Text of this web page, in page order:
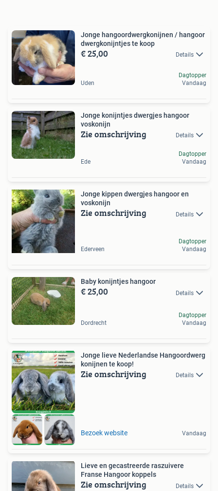
Jonge hangoordwergkonijnen / hangoor
dwergkonijntjes te koop
€ 25,00 Details
Uden
Dagtopper
Vandaag
Jonge konijntjes dwergjes hangoor
voskonijn
Zie omschrijving Details
Ede
Dagtopper
Vandaag
Jonge kippen dwergjes hangoor en
voskonijn
Zie omschrijving Details
Ederveen
Dagtopper
Vandaag
Baby konijntjes hangoor
€ 25,00 Details
Dordrecht
Dagtopper
Vandaag
Jonge lieve Nederlandse Hangoordwerg
konijnen te koop!
Zie omschrijving Details
Bezoek website Vandaag
Lieve en gecastreerde raszuivere
Franse Hangoor koppels
Zie omschrijving Details